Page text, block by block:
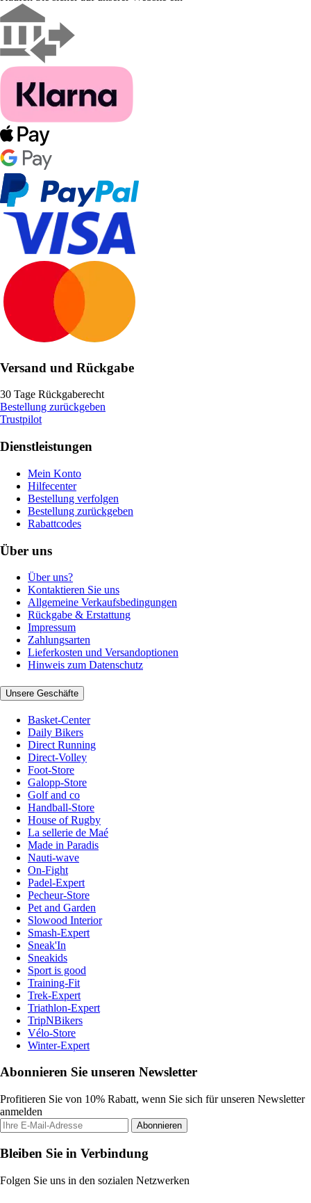
Versand und Rückgabe
30 Tage Rückgaberecht
Bestellung zurückgeben
Trustpilot
Dienstleistungen
Mein Konto
Hilfecenter
Bestellung verfolgen
Bestellung zurückgeben
Rabattcodes
Über uns
Über uns?
Kontaktieren Sie uns
Allgemeine Verkaufsbedingungen
Rückgabe & Erstattung
Impressum
Zahlungsarten
Lieferkosten und Versandoptionen
Hinweis zum Datenschutz
Unsere Geschäfte
Basket-Center
Daily Bikers
Direct Running
Direct-Volley
Foot-Store
Galopp-Store
Golf and co
Handball-Store
House of Rugby
La sellerie de Maé
Made in Paradis
Nauti-wave
On-Fight
Padel-Expert
Pecheur-Store
Pet and Garden
Slowood Interior
Smash-Expert
Sneak'In
Sneakids
Sport is good
Training-Fit
Trek-Expert
Triathlon-Expert
TripNBikers
Vélo-Store
Winter-Expert
Abonnieren Sie unseren Newsletter
Profitieren Sie von 10% Rabatt, wenn Sie sich für unseren Newsletter
anmelden
Abonnieren
Bleiben Sie in Verbindung
Folgen Sie uns in den sozialen Netzwerken